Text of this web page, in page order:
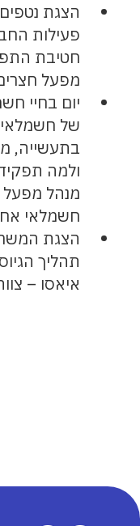
הצגת
פעילות
חטיבת
מפעל
יום בחיי
של
בתעשייה,
ולמה
מנהל מפעל
חשמלאי
הצגת
תהליך
איאסו –